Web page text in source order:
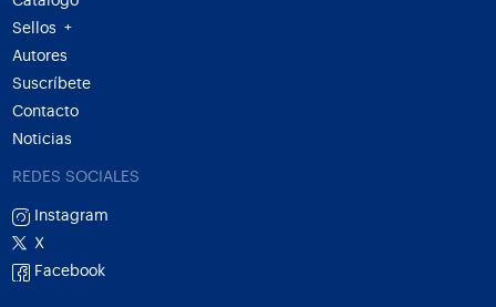
Sellos
+
Autores
Suscríbete
Contacto
Noticias
REDES SOCIALES
Instagram
X
Facebook